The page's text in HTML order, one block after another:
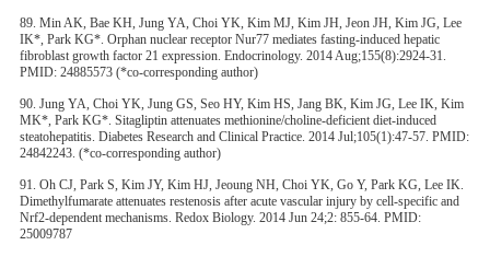
89. Min AK, Bae KH, Jung YA, Choi YK, Kim MJ, Kim JH, Jeon JH, Kim JG, Lee
IK*, Park KG*. Orphan nuclear receptor Nur77 mediates fasting-induced hepatic
fibroblast growth factor 21 expression. Endocrinology. 2014 Aug;155(8):2924-31.
PMID: 24885573 (*co-corresponding author)
90. Jung YA, Choi YK, Jung GS, Seo HY, Kim HS, Jang BK, Kim JG, Lee IK, Kim
MK*, Park KG*. Sitagliptin attenuates methionine/choline-deficient diet-induced
steatohepatitis. Diabetes Research and Clinical Practice. 2014 Jul;105(1):47-57. PMID:
24842243. (*co-corresponding author)
91. Oh CJ, Park S, Kim JY, Kim HJ, Jeoung NH, Choi YK, Go Y, Park KG, Lee IK.
Dimethylfumarate attenuates restenosis after acute vascular injury by cell-specific and
Nrf2-dependent mechanisms. Redox Biology. 2014 Jun 24;2: 855-64. PMID:
25009787